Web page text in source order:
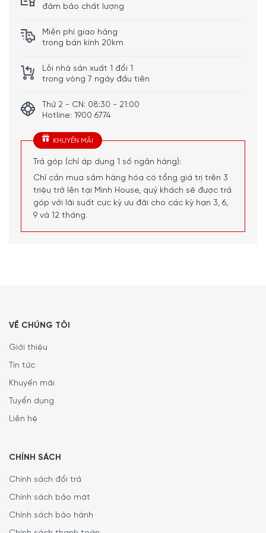
Thông số kỹ thuật chảo nhôm chống dính Smeg CKFF Frying pan
Tổng quan thiết kế
Chảo nhôm chống dính Smeg CKFF Frying Pan thuộc bộ
sưu tập 50’s Style nổi tiếng của Smeg, thương hiệu gia
Tổng quan thiết kế chảo nhôm chống dính Smeg CKFF Frying
đảm bảo chất lượng
Miễn phí giao hàng
trong bán kính 20km
Lỗi nhà sản xuất 1 đổi 1
trong vòng 7 ngày đầu tiên
Thứ 2 - CN: 08:30 - 21:00
Hotline: 1900 6774
KHUYẾN MÃI
Trả góp (chỉ áp dụng 1 số ngân hàng):
Chỉ cần mua sắm hàng hóa có tổng giá trị trên 3
triệu trở lên tại Minh House, quý khách sẽ được trả
góp với lãi suất cực kỳ ưu đãi cho các kỳ hạn 3, 6,
9 và 12 tháng.
VỀ CHÚNG TÔI
Giới thiệu
Tin tức
Khuyến mãi
Tuyển dụng
Liên hệ
CHÍNH SÁCH
Chính sách đổi trả
Chính sách bảo mật
Chính sách bảo hành